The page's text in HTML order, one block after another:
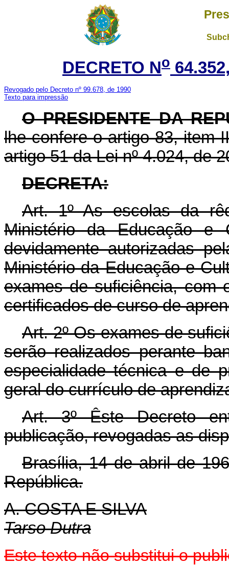
DECRETO No
Revogado pelo Decreto nº 99.678, de 1990
Texto para impressão
O PRESIDENTE DA
lhe confere o artigo 83, item
artigo 51 da Lei nº 4.024, de
DECRETA:
Art. 1º As escolas da
Ministério da Educação
devidamente autorizadas
Ministério da Educação e
exames de suficiência, com
certificados de curso de
Art. 2º Os exames de
serão realizados perante
especialidade técnica e de
geral do currículo de
Art. 3º Êste Decreto
publicação, revogadas as
Brasília, 14 de abril de
República.
A. COSTA E SILVA
Tarso Dutra
Este texto não substitui o